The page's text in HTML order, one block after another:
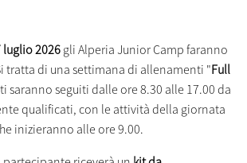
luglio 2026 gli Alperia Junior Camp faranno
tratta di una settimana di allenamenti "Full
saranno seguiti dalle ore 8.30 alle 17.00 da
qualificati, con le attività della giornata
inizieranno alle ore 9.00.